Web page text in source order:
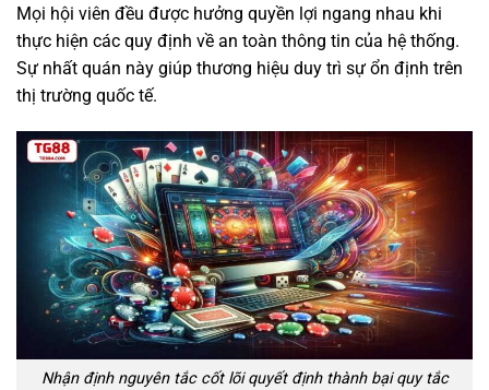
Mọi hội viên đều được hưởng quyền lợi ngang nhau khi
thực hiện các quy định về an toàn thông tin của hệ thống.
Sự nhất quán này giúp thương hiệu duy trì sự ổn định trên
thị trường quốc tế.
Nhận định nguyên tắc cốt lõi quyết định thành bại quy tắc